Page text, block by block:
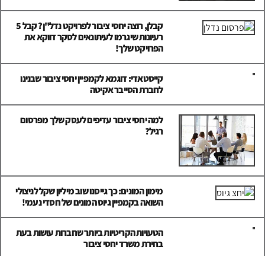
קבלן, רוצה יחסי ציבור לפרויקט נדל"ן? קבל 5
רעיונות שיגרמו לעיתונאים לסקר דווקא את
הפרויקט שלך!
קייסטאדי: דוגמא לקמפיין יחסי ציבור שבנינו
לחברת הסייבר אקיטה
למה יחסי ציבור עדיפים לעסק שלך מפרסום
רגיל?
מימון המונים: כך גייסנו שוב מיליון שקל לניצולי
השואה בקמפיין גיוס המונים של חסדי נעמי!
הטעויות הקריטיות ביותר שחברות עושות בעת
בחירת משרד יחסי ציבור